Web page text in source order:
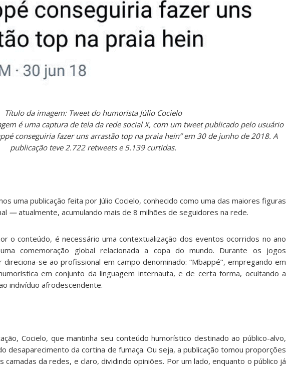
Título da imagem: Tweet do humorista Júlio Cocielo
é uma captura de tela da rede social X, com um tweet publicado pelo usuário
conseguiria fazer uns arrastão top na praia hein” em 30 de junho de 2018. A
publicação teve 2.722 retweets e 5.139 curtidas.
uma publicação feita por Júlio Cocielo, conhecido como uma das maiores figuras
—atualmente, acumulando mais de 8 milhões de seguidores na rede.
o conteúdo, é necessário uma contextualização dos eventos ocorridos no ano
comemoração global relacionada a copa do mundo. Durante os jogos
se ao profissional em campo denominado: “Mbappé’’, empregando em
em conjunto da linguagem internauta, e de certa forma, ocultando a
indivíduo afrodescendente.
Cocielo, que mantinha seu conteúdo humorístico destinado ao público-alvo,
desaparecimento da cortina de fumaça. Ou seja, a publicação tomou proporções
camadas da redes, e claro, dividindo opiniões. Por um lado, enquanto o público já